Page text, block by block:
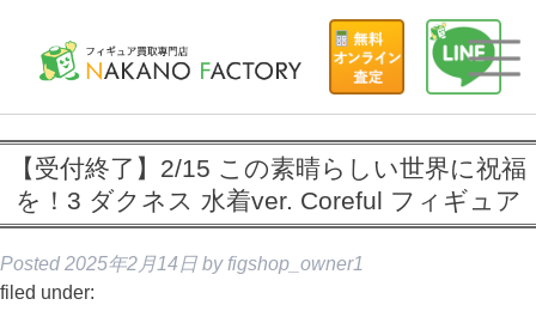
【受付終了】2/15 この素晴らしい世界に祝福
を！3 ダクネス 水着ver. Coreful フィギュア
Posted 2025年2月14日 by figshop_owner1
filed under: